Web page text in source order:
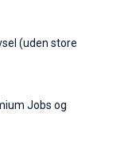
(uden store
Jobs og